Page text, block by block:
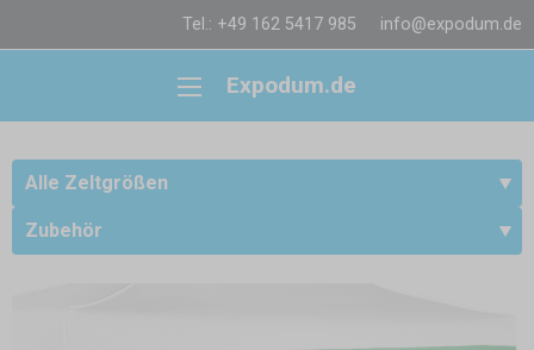
Tel.: +49 162 5417 985 info@expodum.de
Expodum.de
Alle Zeltgrößen
Zubehör